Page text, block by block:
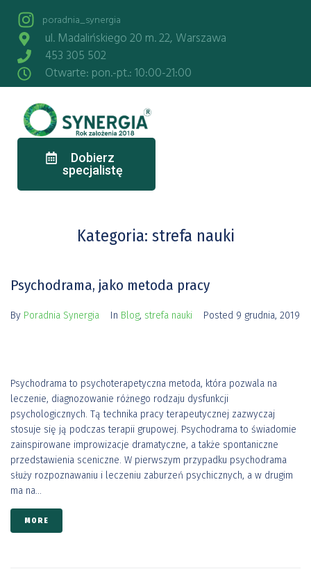
poradnia_synergia
ul. Madalińskiego 20 m. 22, Warszawa
453 305 502
Otwarte: pon.-pt.: 10:00-21:00
Dobierz
specjalistę
Kategoria: strefa nauki
Psychodrama, jako metoda pracy
By Poradnia Synergia In Blog, strefa nauki Posted 9 grudnia, 2019
Psychodrama to psychoterapetyczna metoda, która pozwala na
leczenie, diagnozowanie różnego rodzaju dysfunkcji
psychologicznych. Tą technika pracy terapeutycznej zazwyczaj
stosuje się ją podczas terapii grupowej. Psychodrama to świadomie
zainspirowane improwizacje dramatyczne, a także spontaniczne
przedstawienia sceniczne. W pierwszym przypadku psychodrama
służy rozpoznawaniu i leczeniu zaburzeń psychicznych, a w drugim
ma na...
MORE